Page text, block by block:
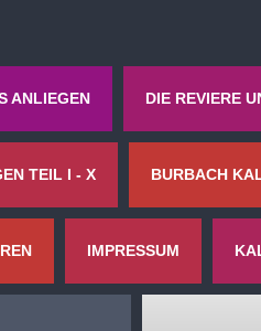
ANLIEGEN DIE REVIERE
TEIL I - X BURBACH
IMPRESSUM